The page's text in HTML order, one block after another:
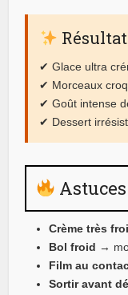
✔ Glace ultra
✔ Morceaux
✔ Goût intense
✔ Dessert
Crème très
Bol froid →
Film au
Sortir avant